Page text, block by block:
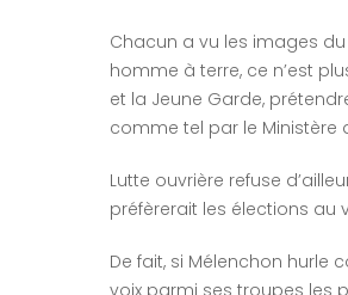
Chacun a vu les images
homme à terre, ce n’est
et la Jeune Garde,
comme tel par le Ministère
Lutte ouvrière refuse
préfèrerait les élections au
De fait, si Mélenchon hurle
voix parmi ses troupes les